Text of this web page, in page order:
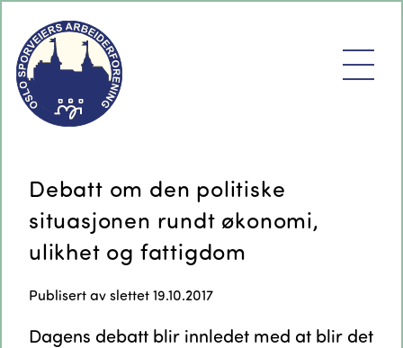
Debatt om den politiske
situasjonen rundt økonomi,
ulikhet og fattigdom
Publisert avslettet19.10.2017
Dagens debatt blir innledet med at blir det